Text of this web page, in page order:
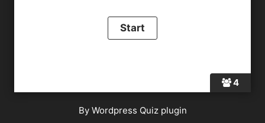
4
By Wordpress Quiz plugin